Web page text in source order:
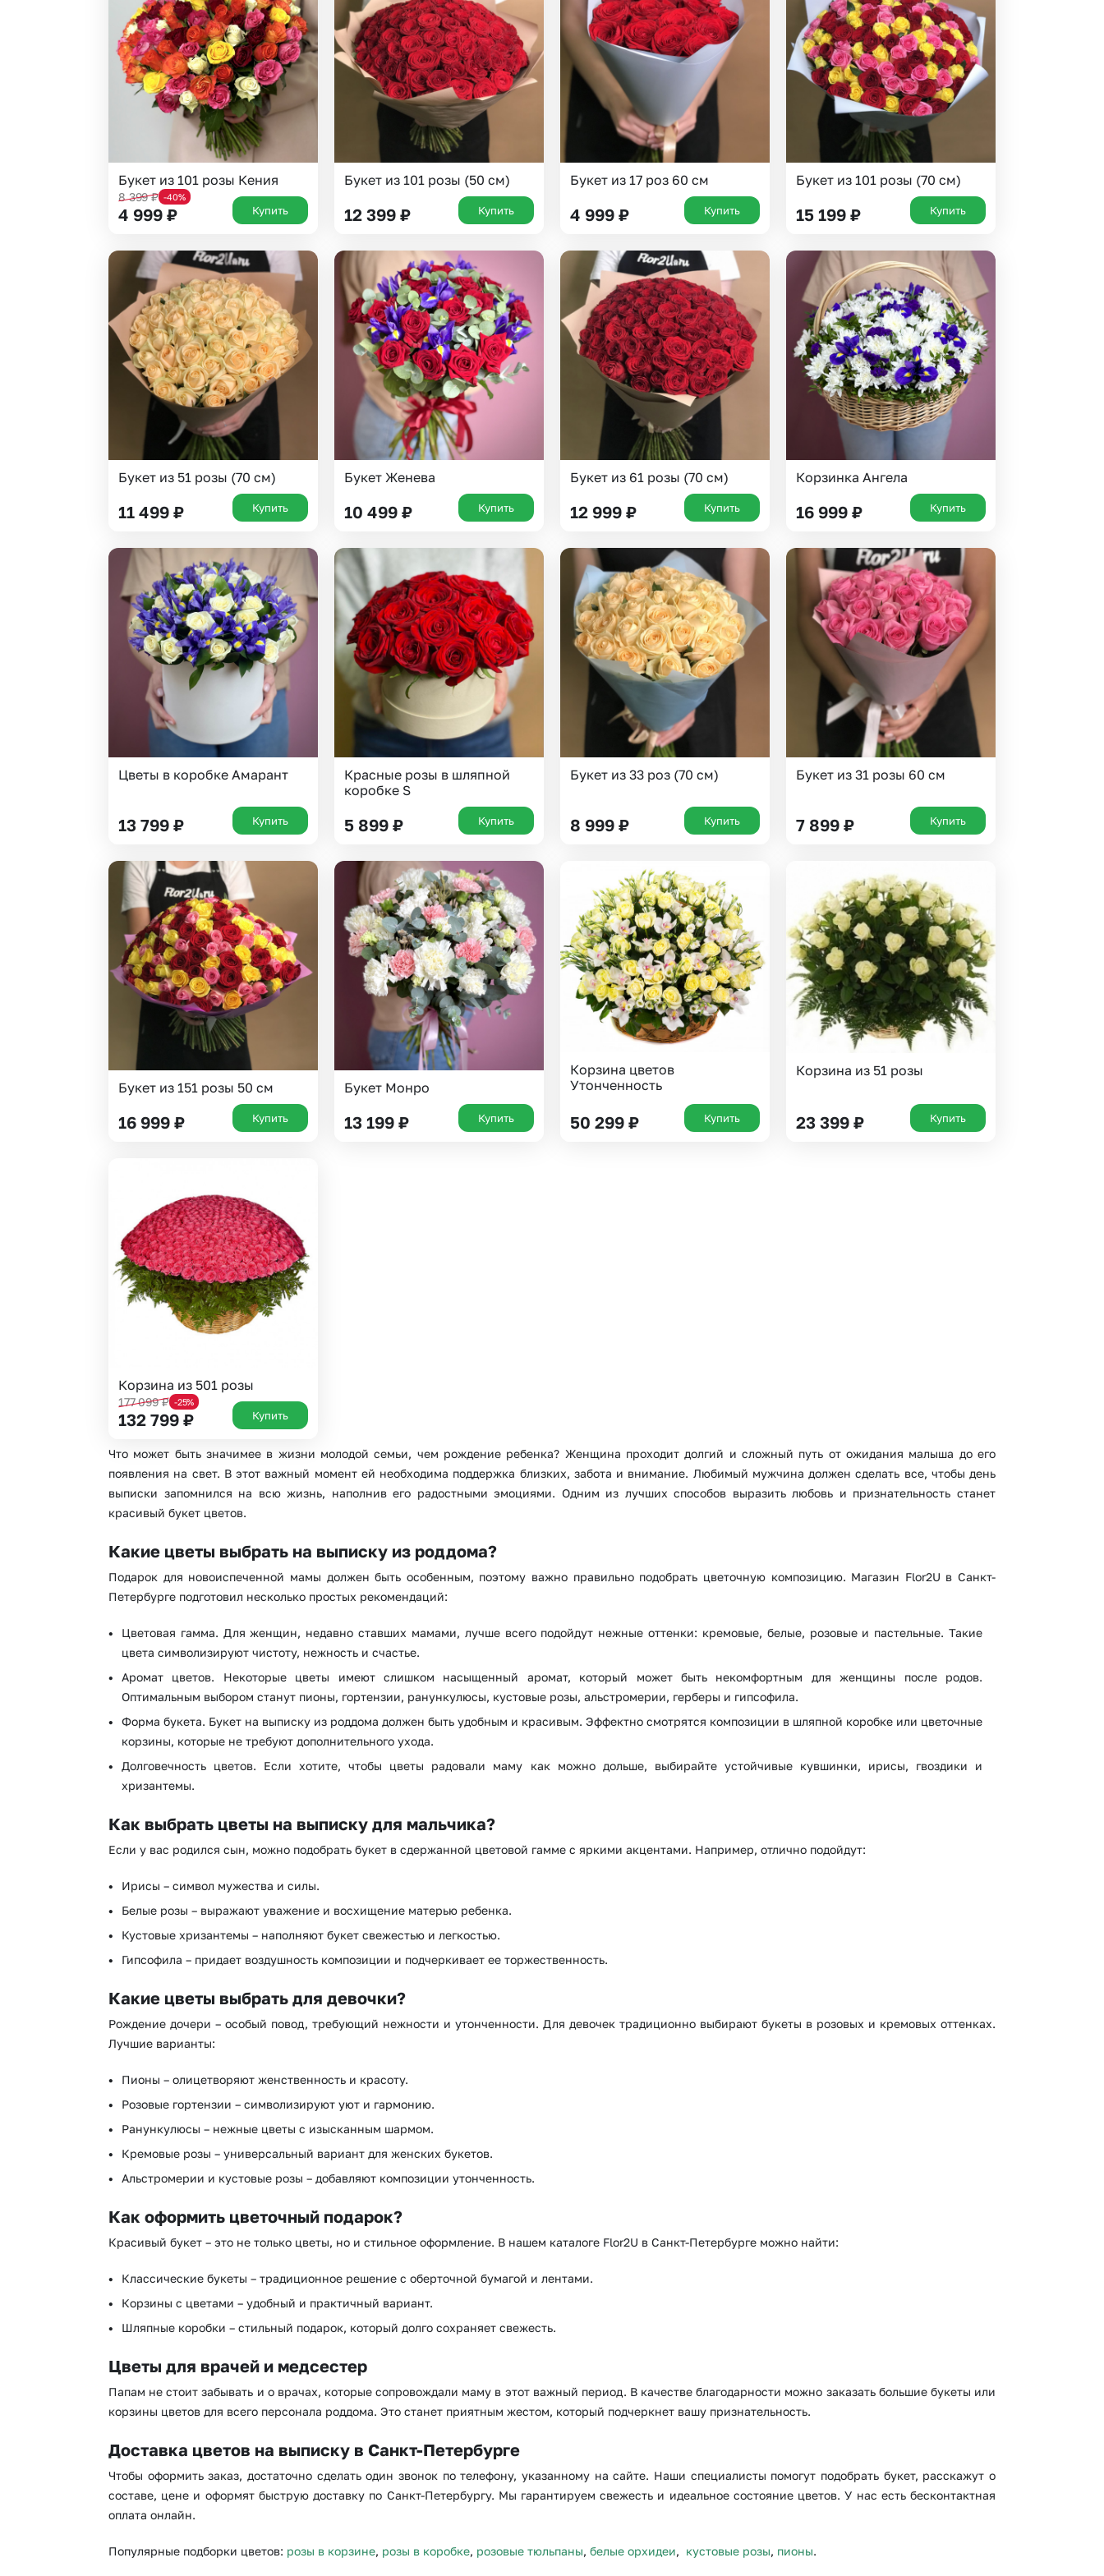
Гортензии
Эустома
Insta букеты
Хиты продаж
Новинки
До 10000 рублей
Черная пятница
Выбор покупателей
Все категории
Все получатели
Нижний Новгород
Самара
Казань
Уфа
Новосибирск
Волгоград
Букет из 101 розы Кения
8 399₽ -40%
4 999 ₽ Купить
Букет из 101 розы (50 см)
12 399 ₽ Купить
Букет из 17 роз 60 см
4 999 ₽ Купить
Букет из 101 розы (70 см)
15 199 ₽ Купить
Букет из 51 розы (70 см)
11 499 ₽ Купить
Букет Женева
10 499 ₽ Купить
Букет из 61 розы (70 см)
12 999 ₽ Купить
Корзинка Ангела
16 999 ₽ Купить
Цветы в коробке Амарант
13 799 ₽ Купить
Красные розы в шляпной
коробке S
5 899 ₽ Купить
Букет из 33 роз (70 см)
8 999 ₽ Купить
Букет из 31 розы 60 см
7 899 ₽ Купить
Букет из 151 розы 50 см
16 999 ₽ Купить
Букет Монро
13 199 ₽ Купить
Корзина цветов
Утонченность
50 299 ₽ Купить
Корзина из 51 розы
23 399 ₽ Купить
Корзина из 501 розы
177 099₽ -25%
132 799 ₽ Купить
Что может быть значимее в жизни молодой семьи, чем рождение ребенка? Женщина проходит долгий и сложный путь от ожидания малыша до его
появления на свет. В этот важный момент ей необходима поддержка близких, забота и внимание. Любимый мужчина должен сделать все, чтобы день
выписки запомнился на всю жизнь, наполнив его радостными эмоциями. Одним из лучших способов выразить любовь и признательность станет
красивый букет цветов.
Какие цветы выбрать на выписку из роддома?
Подарок для новоиспеченной мамы должен быть особенным, поэтому важно правильно подобрать цветочную композицию. Магазин Flor2U в Санкт-
Петербурге подготовил несколько простых рекомендаций:
Цветовая гамма. Для женщин, недавно ставших мамами, лучше всего подойдут нежные оттенки: кремовые, белые, розовые и пастельные. Такие
цвета символизируют чистоту, нежность и счастье.
Аромат цветов. Некоторые цветы имеют слишком насыщенный аромат, который может быть некомфортным для женщины после родов.
Оптимальным выбором станут пионы, гортензии, ранункулюсы, кустовые розы, альстромерии, герберы и гипсофила.
Форма букета. Букет на выписку из роддома должен быть удобным и красивым. Эффектно смотрятся композиции в шляпной коробке или цветочные
корзины, которые не требуют дополнительного ухода.
Долговечность цветов. Если хотите, чтобы цветы радовали маму как можно дольше, выбирайте устойчивые кувшинки, ирисы, гвоздики и
хризантемы.
Как выбрать цветы на выписку для мальчика?
Если у вас родился сын, можно подобрать букет в сдержанной цветовой гамме с яркими акцентами. Например, отлично подойдут:
Ирисы – символ мужества и силы.
Белые розы – выражают уважение и восхищение матерью ребенка.
Кустовые хризантемы – наполняют букет свежестью и легкостью.
Гипсофила – придает воздушность композиции и подчеркивает ее торжественность.
Какие цветы выбрать для девочки?
Рождение дочери – особый повод, требующий нежности и утонченности. Для девочек традиционно выбирают букеты в розовых и кремовых оттенках.
Лучшие варианты:
Пионы – олицетворяют женственность и красоту.
Розовые гортензии – символизируют уют и гармонию.
Ранункулюсы – нежные цветы с изысканным шармом.
Кремовые розы – универсальный вариант для женских букетов.
Альстромерии и кустовые розы – добавляют композиции утонченность.
Как оформить цветочный подарок?
Красивый букет – это не только цветы, но и стильное оформление. В нашем каталоге Flor2U в Санкт-Петербурге можно найти:
Классические букеты – традиционное решение с оберточной бумагой и лентами.
Корзины с цветами – удобный и практичный вариант.
Шляпные коробки – стильный подарок, который долго сохраняет свежесть.
Цветы для врачей и медсестер
Папам не стоит забывать и о врачах, которые сопровождали маму в этот важный период. В качестве благодарности можно заказать большие букеты или
корзины цветов для всего персонала роддома. Это станет приятным жестом, который подчеркнет вашу признательность.
Доставка цветов на выписку в Санкт-Петербурге
Чтобы оформить заказ, достаточно сделать один звонок по телефону, указанному на сайте. Наши специалисты помогут подобрать букет, расскажут о
составе, цене и оформят быструю доставку по Санкт-Петербургу. Мы гарантируем свежесть и идеальное состояние цветов. У нас есть бесконтактная
оплата онлайн.
Популярные подборки цветов: розы в корзине, розы в коробке, розовые тюльпаны, белые орхидеи, кустовые розы, пионы.